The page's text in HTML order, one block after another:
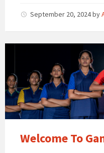
September 20, 2024by
Welcome To